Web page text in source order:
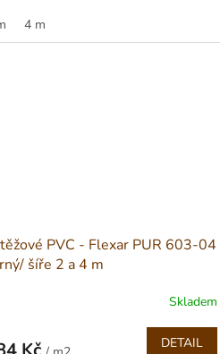
4 m
PVC - Flexar PUR 603-04
šíře 2 a 4 m
Skladem
DETAIL